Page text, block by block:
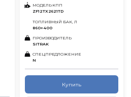
МОДЕЛЬ КПП
ZF12TX2621TD
ТОПЛИВНЫЙ БАК, Л
860+400
ПРОИЗВОДИТЕЛЬ
SITRAK
СПЕЦПРЕДЛОЖЕНИЕ
N
Купить